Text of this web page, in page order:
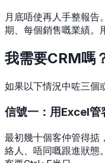
月底唔使再人手整報告
期、每個銷售嘅業績。
我需要CRM嗎
如果以下情況中咗三個
信號一：用Excel管
最初幾十個客仲管得掂
絡人、唔同嘅跟進狀態